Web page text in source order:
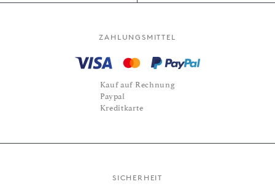
ZAHLUNGSMITTEL
Kauf auf Rechnung
Paypal
Kreditkarte
SICHERHEIT